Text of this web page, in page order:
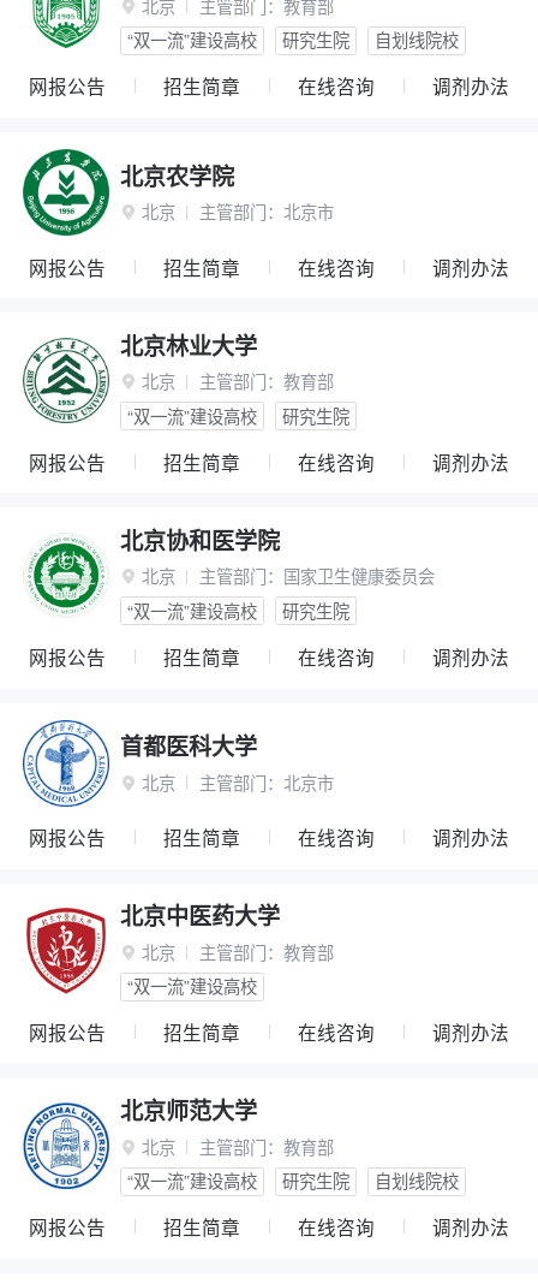
 北京 主管部门： 教育部
“双一流”建设高校
研究生院 自划线院校
网报公告 招生简章 在线咨询 调剂办法
北京农学院
 北京 主管部门： 北京市
网报公告 招生简章 在线咨询 调剂办法
北京林业大学
 北京 主管部门： 教育部
“双一流”建设高校
研究生院
网报公告 招生简章 在线咨询 调剂办法
北京协和医学院
 北京 主管部门： 国家卫生健康委员会
“双一流”建设高校
研究生院
网报公告 招生简章 在线咨询 调剂办法
首都医科大学
 北京 主管部门： 北京市
网报公告 招生简章 在线咨询 调剂办法
北京中医药大学
 北京 主管部门： 教育部
“双一流”建设高校
网报公告 招生简章 在线咨询 调剂办法
北京师范大学
 北京 主管部门： 教育部
“双一流”建设高校
研究生院 自划线院校
网报公告 招生简章 在线咨询 调剂办法